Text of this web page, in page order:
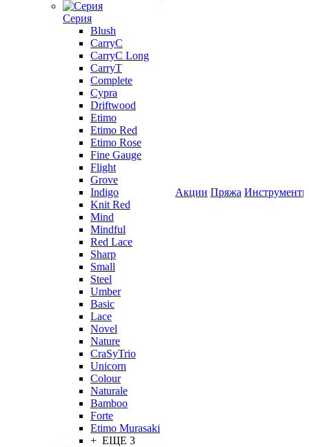
Серия
Blush
CarryC
CarryC Long
CarryT
Complete
Cypra
Driftwood
Etimo
Etimo Red
Etimo Rose
Fine Gauge
Flight
Grove
Indigo
Knit Red
Mind
Mindful
Red Lace
Sharp
Small
Steel
Umber
Basic
Lace
Novel
Nature
CraSyTrio
Unicorn
Colour
Naturale
Bamboo
Forte
Etimo Murasaki
+ ЕЩЕ 3
Акции Пряжа Инструменты